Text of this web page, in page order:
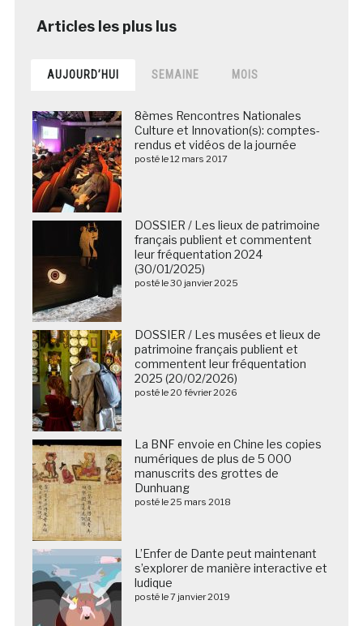
AUJOURD’HUI SEMAINE MOIS
8èmes Rencontres Nationales
Culture et Innovation(s): comptes-
rendus et vidéos de la journée
posté le 12 mars 2017
DOSSIER / Les lieux de patrimoine
français publient et commentent
leur fréquentation 2024
(30/01/2025)
posté le 30 janvier 2025
DOSSIER / Les musées et lieux de
patrimoine français publient et
commentent leur fréquentation
2025 (20/02/2026)
posté le 20 février 2026
La BNF envoie en Chine les copies
numériques de plus de 5 000
manuscrits des grottes de
Dunhuang
posté le 25 mars 2018
L’Enfer de Dante peut maintenant
s’explorer de manière interactive et
ludique
posté le 7 janvier 2019